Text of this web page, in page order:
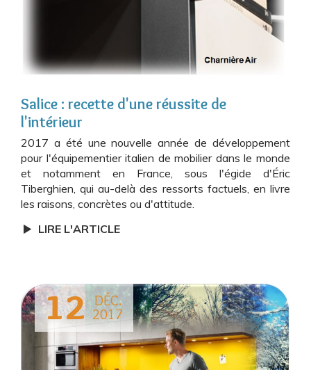
Salice : recette d'une réussite de
l'intérieur
2017 a été une nouvelle année de développement
pour l'équipementier italien de mobilier dans le monde
et notamment en France, sous l'égide d'Éric
Tiberghien, qui au-delà des ressorts factuels, en livre
les raisons, concrètes ou d'attitude.
LIRE L'ARTICLE
12 DÉC.
2017